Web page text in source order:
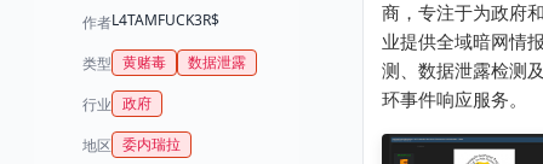
作者L4TAMFUCK3R$
类型 黄赌毒 数据泄露
行业 政府
地区 委内瑞拉
商，专注于为政府
业提供全域暗网情
测、数据泄露检测
环事件响应服务。